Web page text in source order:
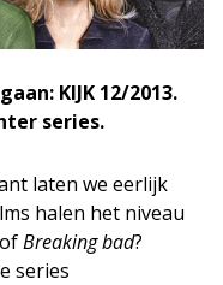
KIJK 12/2013.
series.
laten we eerlijk
halen het niveau
Breaking bad?
series